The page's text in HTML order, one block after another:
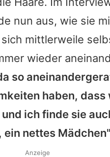
Impressum
nun aus, wie sie
mittlerweile
wieder
so
haben, dass
ich finde sie
ein nettes Mädchen"
Anzeige